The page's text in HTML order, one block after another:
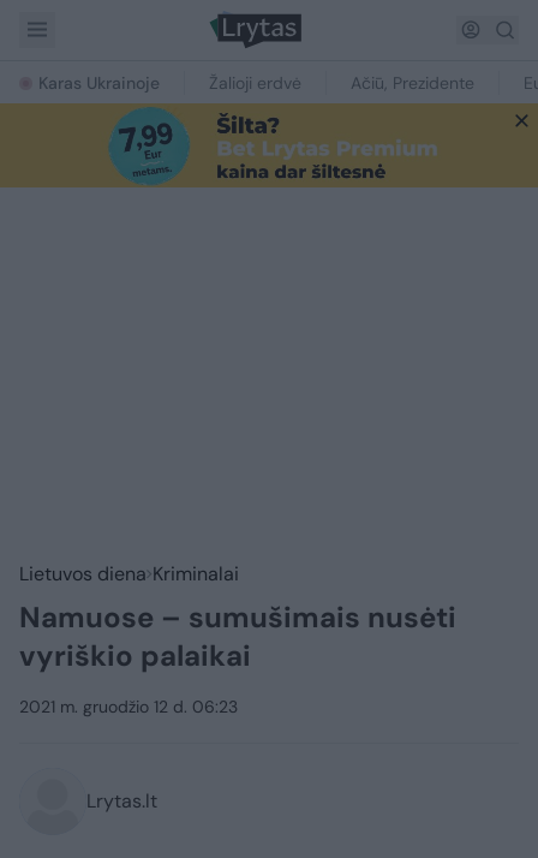
Karas Ukrainoje Žalioji erdvė Ačiū, Prezidente
Lietuvos diena Kriminalai
Namuose – sumušimais nusėti
vyriškio palaikai
2021 m. gruodžio 12 d. 06:23
Lrytas.lt